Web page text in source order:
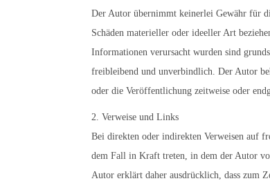
Der Autor übernimmt keinerlei Gewähr für
Schäden materieller oder ideeller Art
Informationen verursacht wurden sind
freibleibend und unverbindlich. Der Autor
oder die Veröffentlichung zeitweise oder
2. Verweise und Links
Bei direkten oder indirekten Verweisen auf
dem Fall in Kraft treten, in dem der Autor
Autor erklärt daher ausdrücklich, dass zum